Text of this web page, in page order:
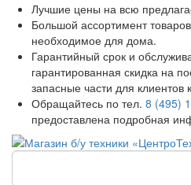
Лучшие цены на всю
Большой ассортимент
необходимое для дома.
Гарантийный срок и
гарантированная скидка на
запасные части для клиентов
Обращайтесь по тел. 8 (495)
предоставлена подробная